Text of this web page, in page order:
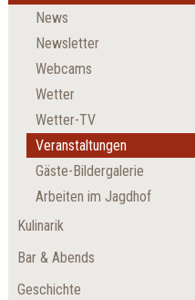
News
Newsletter
Webcams
Wetter
Wetter-TV
Veranstaltungen
Gäste-Bildergalerie
Arbeiten im Jagdhof
Kulinarik
Bar & Abends
Geschichte